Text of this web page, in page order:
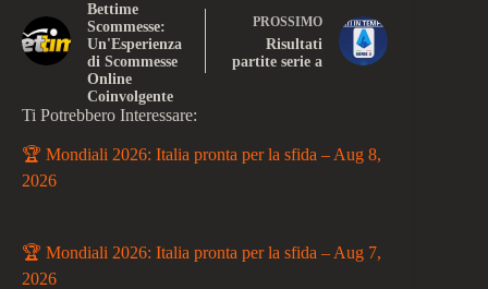
Bettime
Scommesse:
Un'Esperienza
di Scommesse
Online
Coinvolgente
PROSSIMO
Risultati
partite serie a
Ti Potrebbero Interessare:
🏆 Mondiali 2026: Italia pronta per la sfida – Aug 8,
2026
🏆 Mondiali 2026: Italia pronta per la sfida – Aug 7,
2026